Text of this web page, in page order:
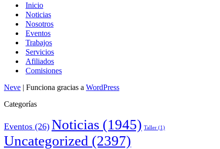
Inicio
Noticias
Nosotros
Eventos
Trabajos
Servicios
Afiliados
Comisiones
Neve | Funciona gracias a WordPress
Categorías
Eventos (26) Noticias (1945) Taller (1)
Uncategorized (2397)